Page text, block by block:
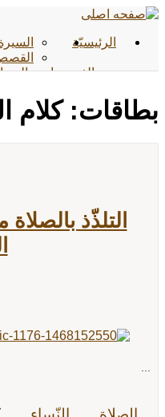
الرئیسیّة
السيرة
القصص
الفیدیوهات
بطاقات: كلام
التلذّذ